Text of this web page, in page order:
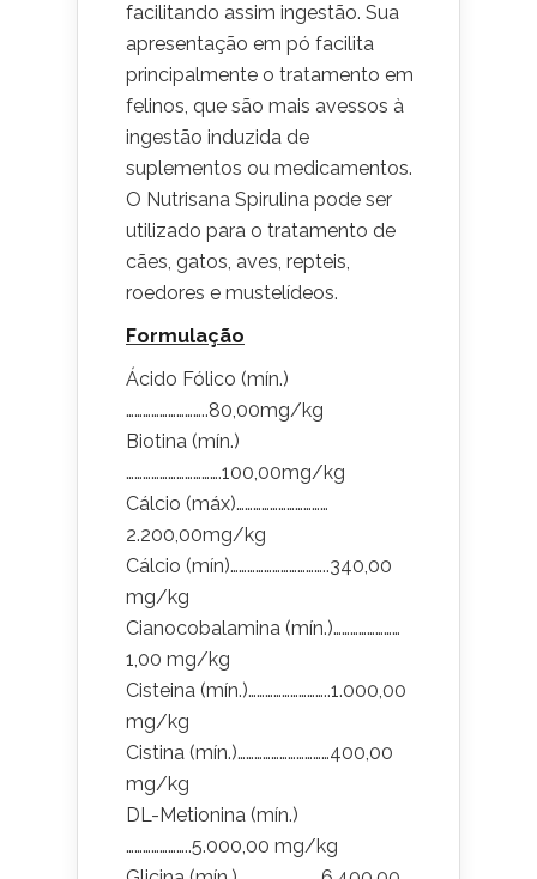
facilitando assim ingestão. Sua
apresentação em pó facilita
principalmente o tratamento em
felinos, que são mais avessos à
ingestão induzida de
suplementos ou medicamentos.
O Nutrisana Spirulina pode ser
utilizado para o tratamento de
cães, gatos, aves, repteis,
roedores e mustelídeos.
Formulação
Ácido Fólico (mín.)
………………………..80,00mg/kg
Biotina (mín.)
…………………………….100,00mg/kg
Cálcio (máx)……………………………
2.200,00mg/kg
Cálcio (mín)……………………………..340,00
mg/kg
Cianocobalamina (mín.)……………………
1,00 mg/kg
Cisteina (mín.)………………………..1.000,00
mg/kg
Cistina (mín.)……………………………400,00
mg/kg
DL-Metionina (mín.)
…………………..5.000,00 mg/kg